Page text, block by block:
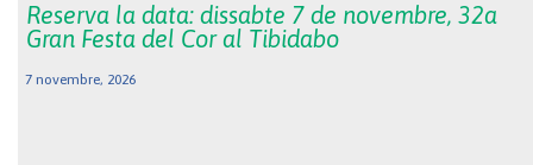
Reserva la data: dissabte 7 de novembre, 32a
Gran Festa del Cor al Tibidabo
7 novembre, 2026